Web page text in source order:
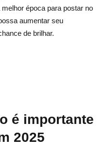
o alcance do
hora para postar no
época para postar no
aumentar seu
de brilhar.
é importante
2025